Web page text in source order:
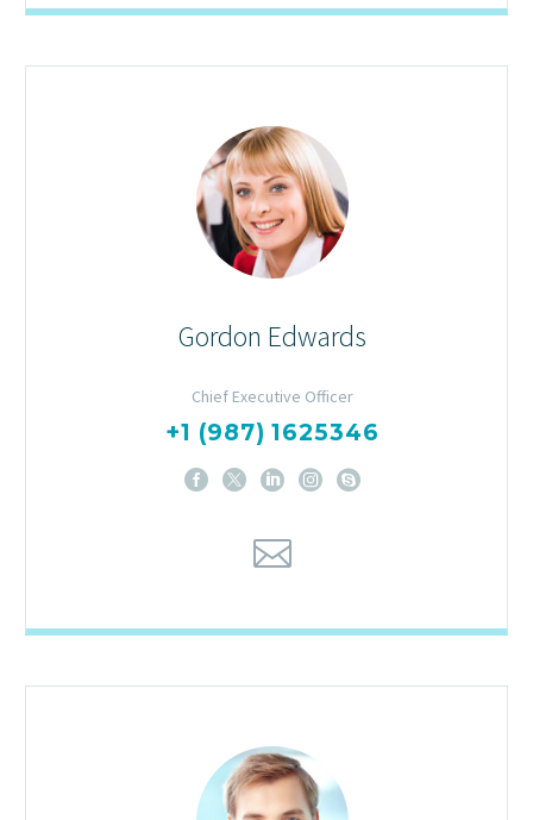
Gordon Edwards
Chief Executive Officer
+1 (987) 1625346